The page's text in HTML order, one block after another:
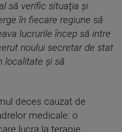
să verific situaţia şi
în fiecare regiune să
lucrurile încep să intre
noului secretar de stat
localitate şi să
deces cauzat de
medicale: o
lucra la terapie